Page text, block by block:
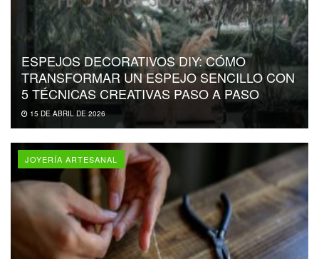
ESPEJOS DECORATIVOS DIY: CÓMO
TRANSFORMAR UN ESPEJO SENCILLO CON
5 TÉCNICAS CREATIVAS PASO A PASO
15 DE ABRIL DE 2026
JOYERÍA ARTESANAL